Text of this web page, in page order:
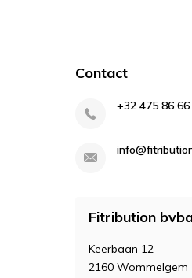
Contact
+32 475 86 66
Fitribution
Keerbaan 12
2160 Wommelgem